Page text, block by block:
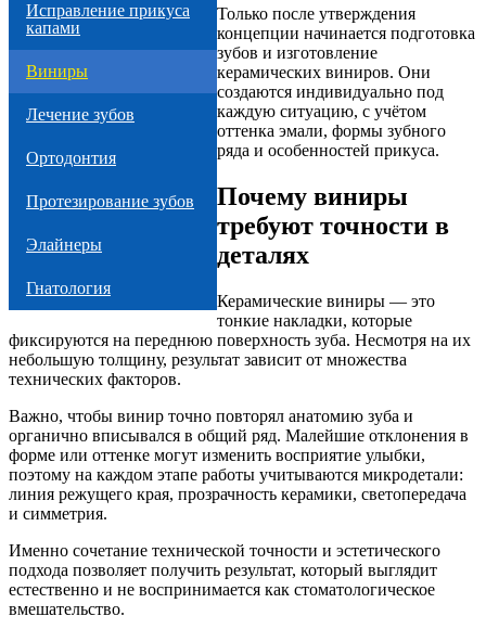
Исправление прикуса
капами
Виниры
Лечение зубов
Ортодонтия
Протезирование зубов
Элайнеры
Гнатология
Только после утверждения
концепции начинается подготовка
зубов и изготовление
керамических виниров. Они
создаются индивидуально под
каждую ситуацию, с учётом
оттенка эмали, формы зубного
ряда и особенностей прикуса.
Почему виниры
требуют точности в
деталях
Керамические виниры — это
тонкие накладки, которые
фиксируются на переднюю поверхность зуба. Несмотря на их
небольшую толщину, результат зависит от множества
технических факторов.
Важно, чтобы винир точно повторял анатомию зуба и
органично вписывался в общий ряд. Малейшие отклонения в
форме или оттенке могут изменить восприятие улыбки,
поэтому на каждом этапе работы учитываются микродетали:
линия режущего края, прозрачность керамики, светопередача
и симметрия.
Именно сочетание технической точности и эстетического
подхода позволяет получить результат, который выглядит
естественно и не воспринимается как стоматологическое
вмешательство.